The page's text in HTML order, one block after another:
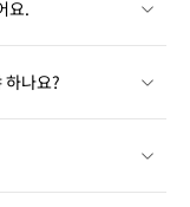
요.
하나요?